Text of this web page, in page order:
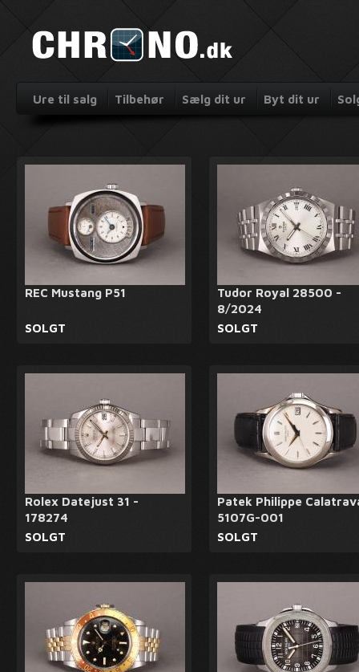
Ure til salg Tilbehør Sælg dit ur Byt dit ur
REC Mustang P51
SOLGT
Tudor Royal 28500 -
8/2024
SOLGT
Rolex Datejust 31 -
178274
SOLGT
Patek Philippe
5107G-001
SOLGT